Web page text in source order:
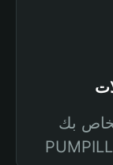
بك